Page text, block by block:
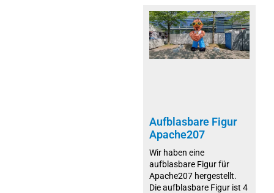
Aufblasbare Figur
Apache207
Wir haben eine
aufblasbare Figur für
Apache207 hergestellt.
Die aufblasbare Figur ist 4